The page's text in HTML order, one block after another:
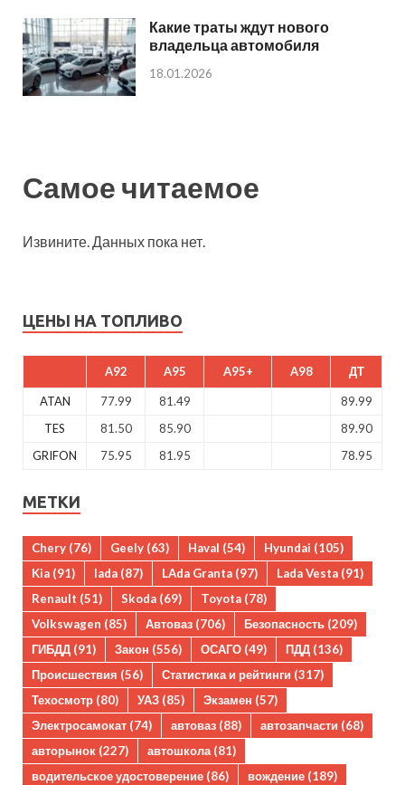
Какие траты ждут нового
владельца автомобиля
18.01.2026
Самое читаемое
Извините. Данных пока нет.
ЦЕНЫ НА ТОПЛИВО
A92 A95 A95+ A98 ДТ
ATAN 77.99 81.49
89.99
TES
81.50 85.90
89.90
GRIFON
75.95 81.95 78.95
МЕТКИ
Chery (76) Geely (63) Haval (54) Hyundai (105)
Kia (91) lada (87) LAda Granta (97) Lada Vesta (91)
Renault (51) Skoda (69) Toyota (78)
Volkswagen (85) Автоваз (706) Безопасность (209)
ГИБДД (91) Закон (556) ОСАГО (49) ПДД (136)
Происшествия (56) Статистика и рейтинги (317)
Техосмотр (80) УАЗ (85) Экзамен (57)
Электросамокат (74) автоваз (88) автозапчасти (68)
авторынок (227) автошкола(81)
водительское удостоверение (86) вождение (189)